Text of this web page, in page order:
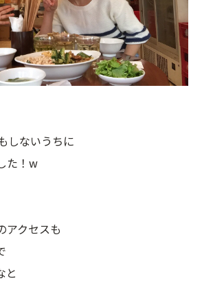
しないうちに
た！w
アクセスも
と